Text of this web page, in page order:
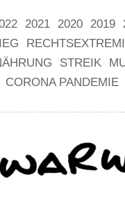
2021 2020 2019
STREIK
CORONA PANDEMIE